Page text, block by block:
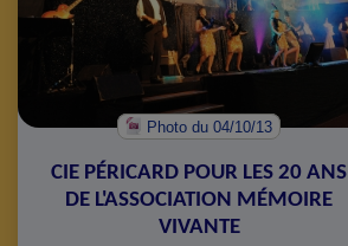
Photodu 04/10/13
CIE PÉRICARD POUR LES 20 ANS
DE L'ASSOCIATION MÉMOIRE
VIVANTE